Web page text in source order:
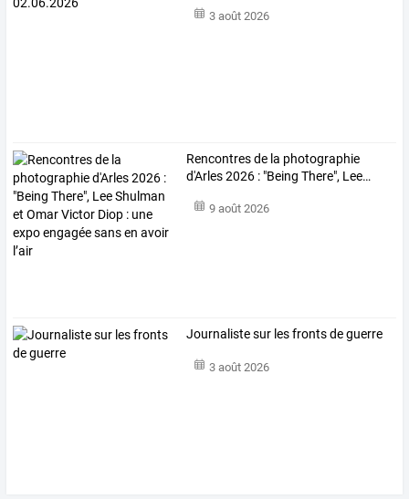
3 août 2026
Rencontresde la photographie
d'Arles2026 : "Being There", Lee…
9 août 2026
Journaliste sur les fronts de guerre
3 août 2026